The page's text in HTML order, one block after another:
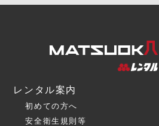
レンタル案内
初めての方へ
安全衛生規則等